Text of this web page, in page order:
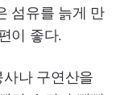
섬유를 늙게 만
이 좋다.
나 구연산을